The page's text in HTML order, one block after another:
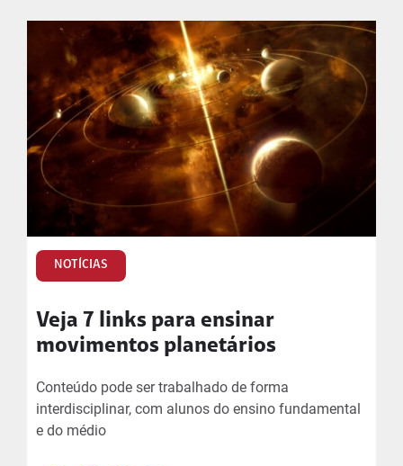
NOTÍCIAS
Veja 7 links para ensinar
movimentos planetários
Conteúdo pode ser trabalhado de forma
interdisciplinar, com alunos do ensino fundamental
e do médio